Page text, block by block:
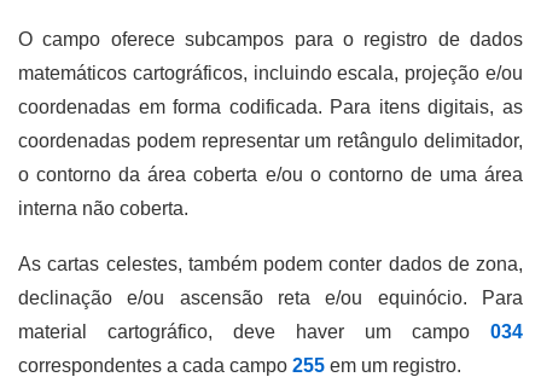
O campo oferece subcampos para o registro de dados
matemáticos cartográficos, incluindo escala, projeção e/ou
coordenadas em forma codificada. Para itens digitais, as
coordenadas podem representar um retângulo delimitador,
o contorno da área coberta e/ou o contorno de uma área
interna não coberta.
As cartas celestes, também podem conter dados de zona,
declinação e/ou ascensão reta e/ou equinócio. Para
material cartográfico, deve haver um campo 034
correspondentes a cada campo 255 em um registro.